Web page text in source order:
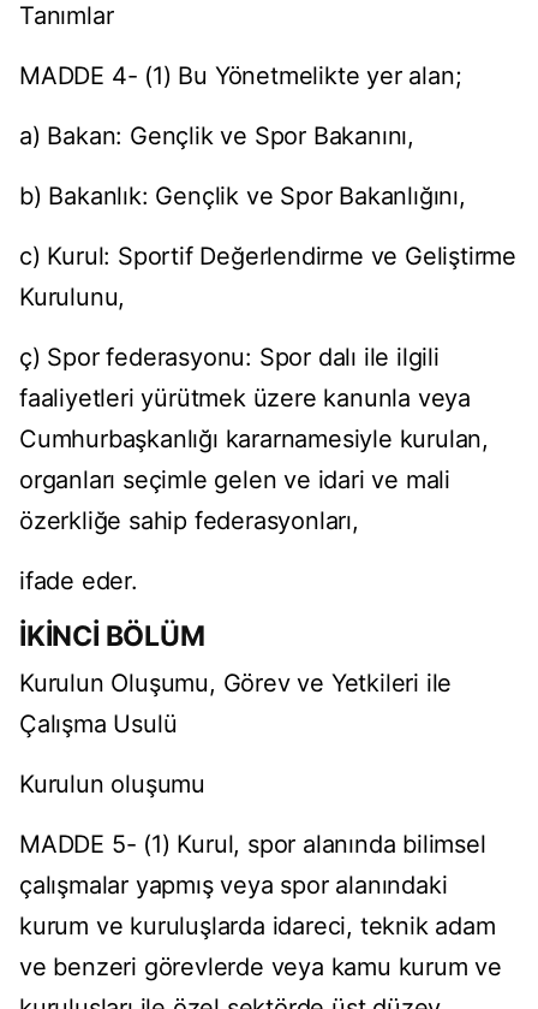
Tanımlar
MADDE 4- (1) Bu Yönetmelikte yer alan;
a) Bakan: Gençlik ve Spor Bakanını,
b) Bakanlık: Gençlik ve Spor Bakanlığını,
c) Kurul: Sportif Değerlendirme ve Geliştirme
Kurulunu,
ç) Spor federasyonu: Spor dalı ile ilgili
faaliyetleri yürütmek üzere kanunla veya
Cumhurbaşkanlığı kararnamesiyle kurulan,
organları seçimle gelen ve idari ve mali
özerkliğe sahip federasyonları,
ifade eder.
İKİNCİ BÖLÜM
Kurulun Oluşumu, Görev ve Yetkileri ile
Çalışma Usulü
Kurulun oluşumu
MADDE 5- (1) Kurul, spor alanında bilimsel
çalışmalar yapmış veya spor alanındaki
kurum ve kuruluşlarda idareci, teknik adam
ve benzeri görevlerde veya kamu kurum ve